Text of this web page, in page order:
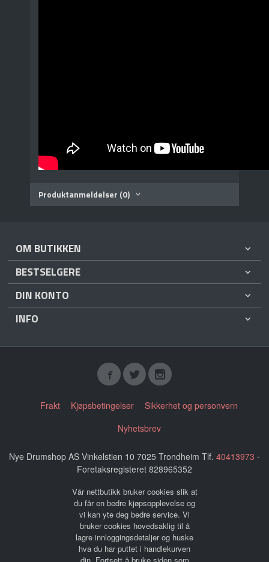
Produktanmeldelser (0)
OM BUTIKKEN
BESTSELGERE
DIN KONTO
INFO
Frakt Kjøpsbetingelser
Sikkerhet og personvern
Nyhetsbrev
Nye Drumshop AS Vinkelstien 10 7025 Trondheim Tlf. 40413973 -
Foretaksregisteret 828965352
Vår nettbutikk bruker cookies slik at
du får en bedre kjøpsopplevelse og
vi kan yte deg bedre service. Vi
bruker cookies hovedsaklig til å
lagre innloggingsdetaljer og huske
hva du har puttet i handlekurven